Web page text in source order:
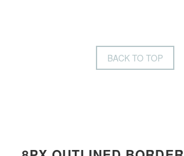
BACK TO TOP